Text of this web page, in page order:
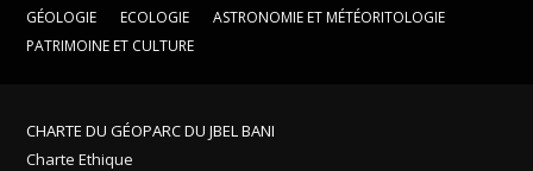
GÉOLOGIE
ECOLOGIE
ASTRONOMIE ET MÉTÉORITOLOGIE
PATRIMOINE ET CULTURE
CHARTE DU GÉOPARC DU JBEL BANI
Charte Ethique